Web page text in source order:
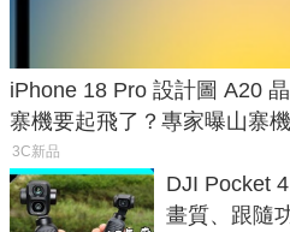
iPhone 18 Pro 設計圖 A20
寨機要起飛了？專家曝山寨
3C新品
DJI Pocket
畫質、跟隨